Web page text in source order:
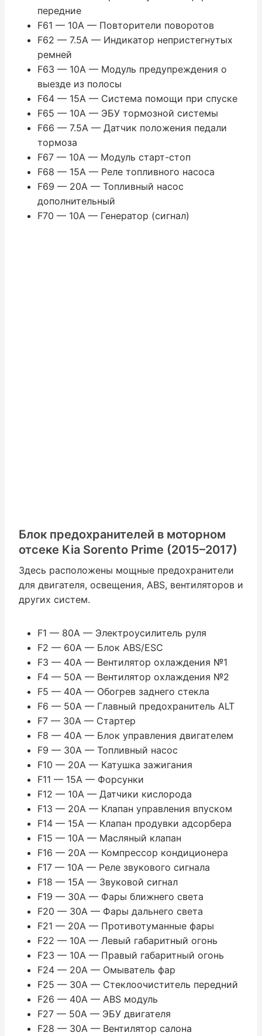
передние
F61 — 10A — Повторители поворотов
F62 — 7.5A — Индикатор непристегнутых
ремней
F63 — 10A — Модуль предупреждения о
выезде из полосы
F64 — 15A — Система помощи при спуске
F65 — 10A — ЭБУ тормозной системы
F66 — 7.5A — Датчик положения педали
тормоза
F67 — 10A — Модуль старт-стоп
F68 — 15A — Реле топливного насоса
F69 — 20A — Топливный насос
дополнительный
F70 — 10A — Генератор (сигнал)
Блок предохранителей в моторном
отсеке Kia Sorento Prime (2015–2017)
Здесь расположены мощные предохранители
для двигателя, освещения, ABS, вентиляторов и
других систем.
F1 — 80A — Электроусилитель руля
F2 — 60A — Блок ABS/ESC
F3 — 40A — Вентилятор охлаждения №1
F4 — 50A — Вентилятор охлаждения №2
F5 — 40A — Обогрев заднего стекла
F6 — 50A — Главный предохранитель ALT
F7 — 30A — Стартер
F8 — 40A — Блок управления двигателем
F9 — 30A — Топливный насос
F10 — 20A — Катушка зажигания
F11 — 15A — Форсунки
F12 — 10A — Датчики кислорода
F13 — 20A — Клапан управления впуском
F14 — 15A — Клапан продувки адсорбера
F15 — 10A — Масляный клапан
F16 — 20A — Компрессор кондиционера
F17 — 10A — Реле звукового сигнала
F18 — 15A — Звуковой сигнал
F19 — 30A — Фары ближнего света
F20 — 30A — Фары дальнего света
F21 — 20A — Противотуманные фары
F22 — 10A — Левый габаритный огонь
F23 — 10A — Правый габаритный огонь
F24 — 20A — Омыватель фар
F25 — 30A — Стеклоочиститель передний
F26 — 40A — ABS модуль
F27 — 50A — ЭБУ двигателя
F28 — 30A — Вентилятор салона